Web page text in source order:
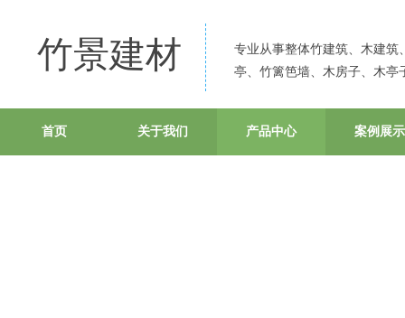
竹景建材 专业从事整体竹建筑、木建筑
亭、竹篱笆墙、木房子、木亭
首页 关于我们 产品中心 案例展示